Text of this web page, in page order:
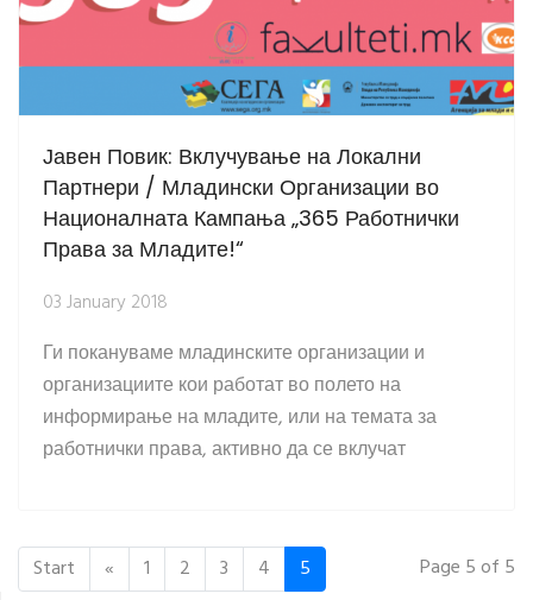
Јавен Повик: Вклучување на Локални
Партнери / Младински Организации во
Националната Кампања „365 Работнички
Права за Младите!“
03 January 2018
Ги покануваме младинските организации и
организациите кои работат во полето на
информирање на младите, или на темата за
работнички права, активно да се вклучат
Start « 1 2 3 4 5 Page 5 of 5